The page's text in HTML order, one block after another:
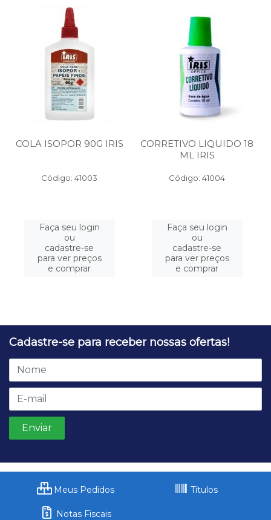
COLA ISOPOR 90G IRIS
Código: 41003
Faça seu login
ou
cadastre-se
para ver preços
e comprar
CORRETIVO LIQUIDO 18
ML IRIS
Código: 41004
Faça seu login
ou
cadastre-se
para ver preços
e comprar
Cadastre-se para receber nossas ofertas!
Meus Pedidos Títulos
Notas Fiscais